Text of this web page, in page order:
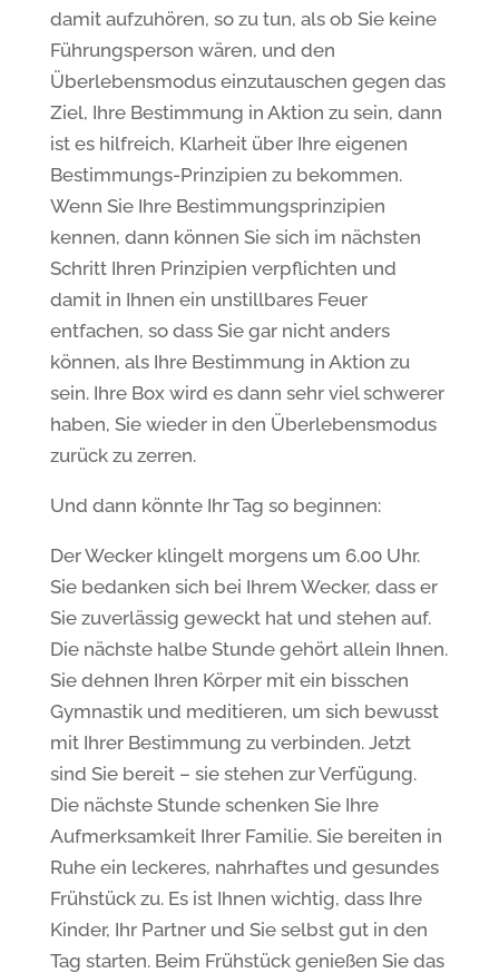
damit aufzuhören, so zu tun, als ob Sie keine
Führungsperson wären, und den
Überlebensmodus einzutauschen gegen das
Ziel, Ihre Bestimmung in Aktion zu sein, dann
ist es hilfreich, Klarheit über Ihre eigenen
Bestimmungs-Prinzipien zu bekommen.
Wenn Sie Ihre Bestimmungsprinzipien
kennen, dann können Sie sich im nächsten
Schritt Ihren Prinzipien verpflichten und
damit in Ihnen ein unstillbares Feuer
entfachen, so dass Sie gar nicht anders
können, als Ihre Bestimmung in Aktion zu
sein. Ihre Box wird es dann sehr viel schwerer
haben, Sie wieder in den Überlebensmodus
zurück zu zerren.
Und dann könnte Ihr Tag so beginnen:
Der Wecker klingelt morgens um 6.00 Uhr.
Sie bedanken sich bei Ihrem Wecker, dass er
Sie zuverlässig geweckt hat und stehen auf.
Die nächste halbe Stunde gehört allein Ihnen.
Sie dehnen Ihren Körper mit ein bisschen
Gymnastik und meditieren, um sich bewusst
mit Ihrer Bestimmung zu verbinden. Jetzt
sind Sie bereit – sie stehen zur Verfügung.
Die nächste Stunde schenken Sie Ihre
Aufmerksamkeit Ihrer Familie. Sie bereiten in
Ruhe ein leckeres, nahrhaftes und gesundes
Frühstück zu. Es ist Ihnen wichtig, dass Ihre
Kinder, Ihr Partner und Sie selbst gut in den
Tag starten. Beim Frühstück genießen Sie das